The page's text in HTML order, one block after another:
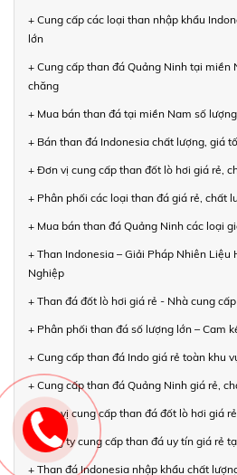
+ Cung cấp các loại than nhập khẩu
lớn
+ Cung cấp than đá Quảng Ninh tại miền
chăng
+ Mua bán than đá tại miền Nam số
+ Bán than đá Indonesia chất lượng, giá
+ Đơn vị cung cấp than đốt lò hơi giá rẻ,
+ Phân phối các loại than đá giá rẻ, chất
+ Mua bán than đá Quảng Ninh các loại
+ Than Indonesia – Giải Pháp Nhiên Liệu
Nghiệp
+ Than đá đốt lò hơi giá rẻ - Nhà cung
+ Phân phối than đá số lượng lớn – Cam
+ Cung cấp than đá Indo giá rẻ toàn khu
+ Cung cấp than đá Quảng Ninh giá rẻ,
+ Đơn vị cung cấp than đá đốt lò hơi giá
+ Công ty cung cấp than đá uy tín giá rẻ
+ Than đá Indonesia nhập khẩu chất